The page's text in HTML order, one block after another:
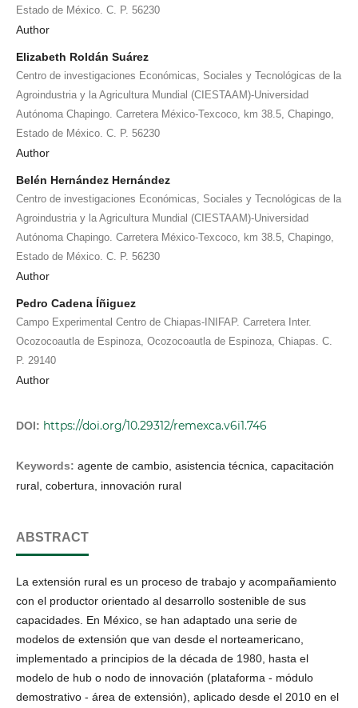
Estado de México. C. P. 56230
Author
Elizabeth Roldán Suárez
Centro de investigaciones Económicas, Sociales y Tecnológicas de la
Agroindustria y la Agricultura Mundial (CIESTAAM)-Universidad
Autónoma Chapingo. Carretera México-Texcoco, km 38.5, Chapingo,
Estado de México. C. P. 56230
Author
Belén Hernández Hernández
Centro de investigaciones Económicas, Sociales y Tecnológicas de la
Agroindustria y la Agricultura Mundial (CIESTAAM)-Universidad
Autónoma Chapingo. Carretera México-Texcoco, km 38.5, Chapingo,
Estado de México. C. P. 56230
Author
Pedro Cadena Íñiguez
Campo Experimental Centro de Chiapas-INIFAP. Carretera Inter.
Ocozocoautla de Espinoza, Ocozocoautla de Espinoza, Chiapas. C.
P. 29140
Author
DOI: https://doi.org/10.29312/remexca.v6i1.746
Keywords: agente de cambio, asistencia técnica, capacitación
rural, cobertura, innovación rural
ABSTRACT
La extensión rural es un proceso de trabajo y acompañamiento
con el productor orientado al desarrollo sostenible de sus
capacidades. En México, se han adaptado una serie de
modelos de extensión que van desde el norteamericano,
implementado a principios de la década de 1980, hasta el
modelo de hub o nodo de innovación (plataforma - módulo
demostrativo - área de extensión), aplicado desde el 2010 en el